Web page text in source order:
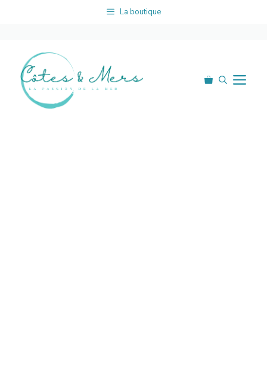
La boutique